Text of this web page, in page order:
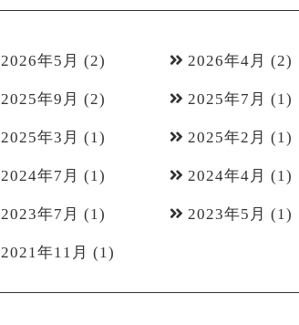
2026年5月 (2) 2026年4月 (2)
2025年9月 (2) 2025年7月 (1)
2025年3月 (1) 2025年2月 (1)
2024年7月 (1) 2024年4月 (1)
2023年7月 (1) 2023年5月 (1)
2021年11月 (1)